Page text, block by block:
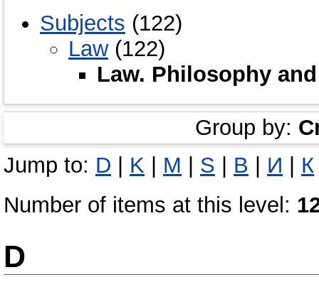
Subjects (122)
Law(122)
Law. Philosophy
Group by:
Jump to: D | K | M | S | В | И | К
Number of items at this level:
D